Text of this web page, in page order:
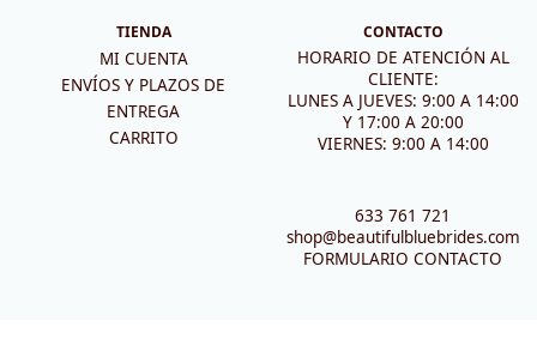
TIENDA
MI CUENTA
ENVÍOS Y PLAZOS DE
ENTREGA
CARRITO
CONTACTO
HORARIO DE ATENCIÓN AL
CLIENTE:
LUNES A JUEVES: 9:00 A 14:00
Y 17:00 A 20:00
VIERNES: 9:00 A 14:00
633 761 721
shop@beautifulbluebrides.com
FORMULARIO CONTACTO